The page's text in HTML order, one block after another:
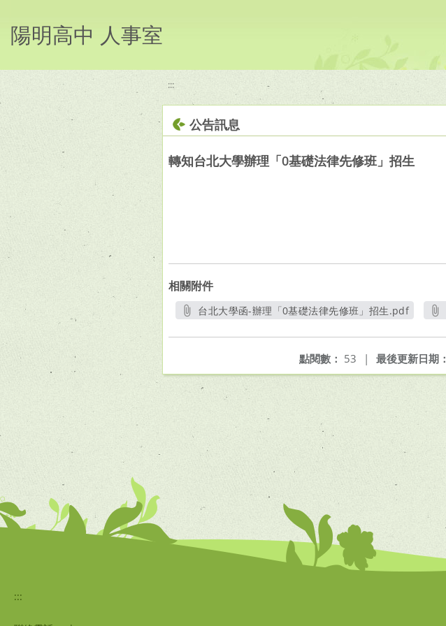
陽明高中 人事室
:::
公告訊息
轉知台北大學辦理「0基礎法律先修班」招生
相關附件
台北大學函-辦理「0基礎法律先修班」招生.pdf
最後更新日期：
點閱數： 53 |
:::